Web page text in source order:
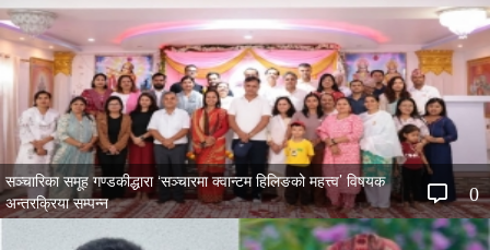
0
सञ्चारिका समूह गण्डकीद्धारा ‘सञ्चारमा क्वान्टम हिलिङको महत्त्व’ विषयक
अन्तरक्रिया सम्पन्न